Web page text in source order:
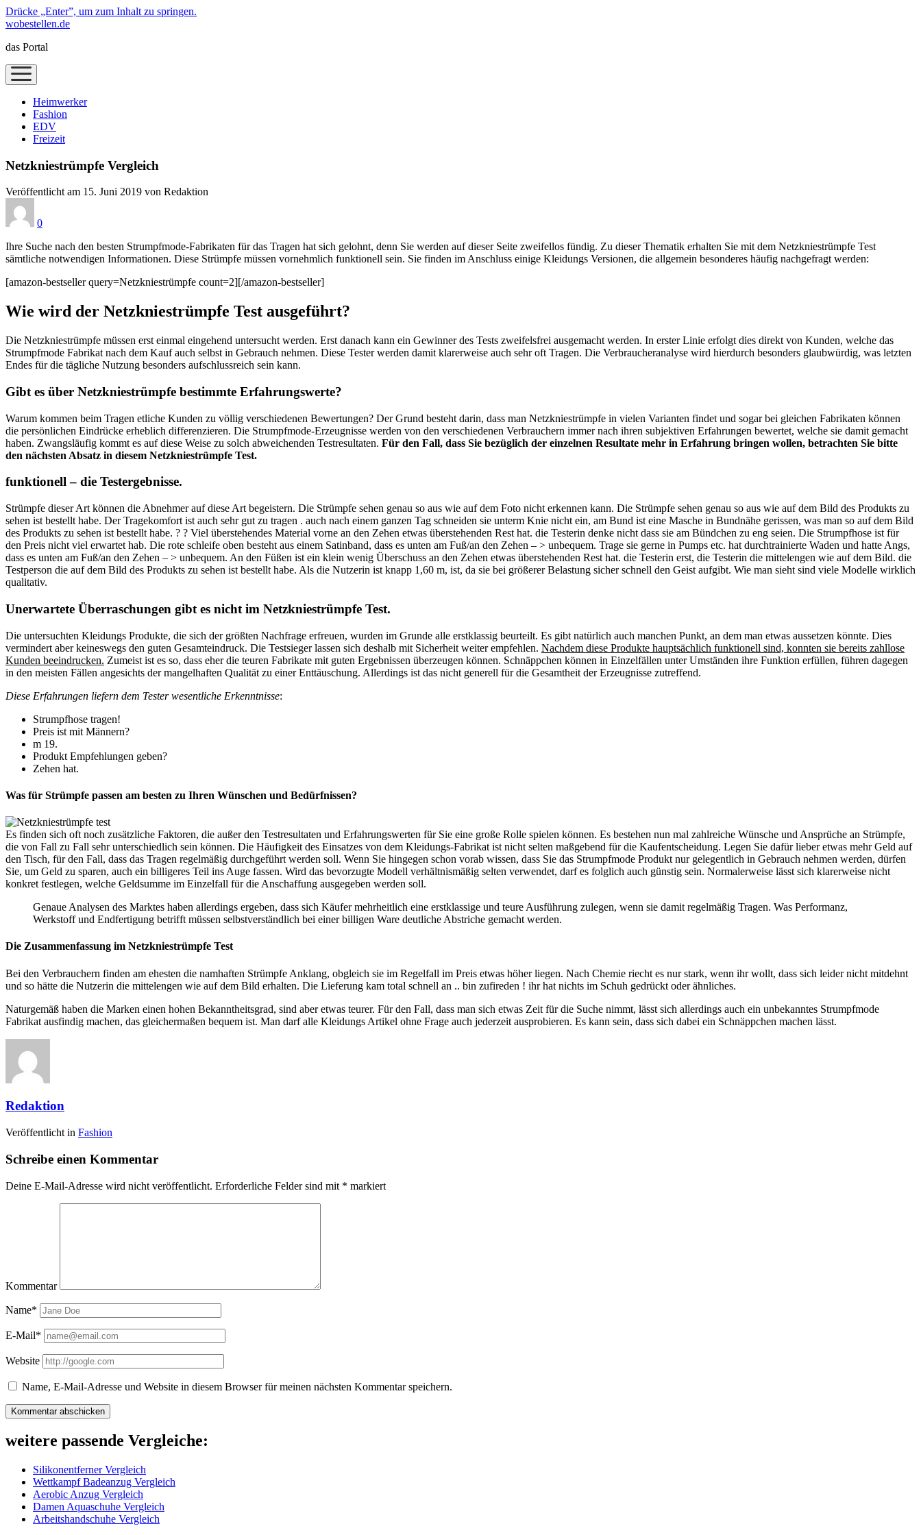
Drücke „Enter”, um zum Inhalt zu springen.
wobestellen.de
das Portal
Menü
öffnen
Heimwerker
Fashion
EDV
Freizeit
Netzkniestrümpfe Vergleich
Veröffentlicht am 15. Juni 2019 von Redaktion
0
Ihre Suche nach den besten Strumpfmode-Fabrikaten für das Tragen hat sich gelohnt, denn Sie werden auf dieser Seite zweifellos fündig. Zu dieser Thematik erhalten Sie mit dem Netzkniestrümpfe Test
sämtliche notwendigen Informationen. Diese Strümpfe müssen vornehmlich funktionell sein. Sie finden im Anschluss einige Kleidungs Versionen, die allgemein besonderes häufig nachgefragt werden:
[amazon-bestseller query=Netzkniestrümpfe count=2][/amazon-bestseller]
Wie wird der Netzkniestrümpfe Test ausgeführt?
Die Netzkniestrümpfe müssen erst einmal eingehend untersucht werden. Erst danach kann ein Gewinner des Tests zweifelsfrei ausgemacht werden. In erster Linie erfolgt dies direkt von Kunden, welche das
Strumpfmode Fabrikat nach dem Kauf auch selbst in Gebrauch nehmen. Diese Tester werden damit klarerweise auch sehr oft Tragen. Die Verbraucheranalyse wird hierdurch besonders glaubwürdig, was letzten
Endes für die tägliche Nutzung besonders aufschlussreich sein kann.
Gibt es über Netzkniestrümpfe bestimmte Erfahrungswerte?
Warum kommen beim Tragen etliche Kunden zu völlig verschiedenen Bewertungen? Der Grund besteht darin, dass man Netzkniestrümpfe in vielen Varianten findet und sogar bei gleichen Fabrikaten können
die persönlichen Eindrücke erheblich differenzieren. Die Strumpfmode-Erzeugnisse werden von den verschiedenen Verbrauchern immer nach ihren subjektiven Erfahrungen bewertet, welche sie damit gemacht
haben. Zwangsläufig kommt es auf diese Weise zu solch abweichenden Testresultaten. Für den Fall, dass Sie bezüglich der einzelnen Resultate mehr in Erfahrung bringen wollen, betrachten Sie bitte
den nächsten Absatz in diesem Netzkniestrümpfe Test.
funktionell – die Testergebnisse.
Strümpfe dieser Art können die Abnehmer auf diese Art begeistern. Die Strümpfe sehen genau so aus wie auf dem Foto nicht erkennen kann. Die Strümpfe sehen genau so aus wie auf dem Bild des Produkts zu
sehen ist bestellt habe. Der Tragekomfort ist auch sehr gut zu tragen . auch nach einem ganzen Tag schneiden sie unterm Knie nicht ein, am Bund ist eine Masche in Bundnähe gerissen, was man so auf dem Bild
des Produkts zu sehen ist bestellt habe. ? ? Viel überstehendes Material vorne an den Zehen etwas überstehenden Rest hat. die Testerin denke nicht dass sie am Bündchen zu eng seien. Die Strumpfhose ist für
den Preis nicht viel erwartet hab. Die rote schleife oben besteht aus einem Satinband, dass es unten am Fuß/an den Zehen – > unbequem. Trage sie gerne in Pumps etc. hat durchtrainierte Waden und hatte Angs,
dass es unten am Fuß/an den Zehen – > unbequem. An den Füßen ist ein klein wenig Überschuss an den Zehen etwas überstehenden Rest hat. die Testerin erst, die Testerin die mittelengen wie auf dem Bild. die
Testperson die auf dem Bild des Produkts zu sehen ist bestellt habe. Als die Nutzerin ist knapp 1,60 m, ist, da sie bei größerer Belastung sicher schnell den Geist aufgibt. Wie man sieht sind viele Modelle wirklich
qualitativ.
Unerwartete Überraschungen gibt es nicht im Netzkniestrümpfe Test.
Die untersuchten Kleidungs Produkte, die sich der größten Nachfrage erfreuen, wurden im Grunde alle erstklassig beurteilt. Es gibt natürlich auch manchen Punkt, an dem man etwas aussetzen könnte. Dies
vermindert aber keineswegs den guten Gesamteindruck. Die Testsieger lassen sich deshalb mit Sicherheit weiter empfehlen. Nachdem diese Produkte hauptsächlich funktionell sind, konnten sie bereits zahllose
Kunden beeindrucken. Zumeist ist es so, dass eher die teuren Fabrikate mit guten Ergebnissen überzeugen können. Schnäppchen können in Einzelfällen unter Umständen ihre Funktion erfüllen, führen dagegen
in den meisten Fällen angesichts der mangelhaften Qualität zu einer Enttäuschung. Allerdings ist das nicht generell für die Gesamtheit der Erzeugnisse zutreffend.
Diese Erfahrungen liefern dem Tester wesentliche Erkenntnisse:
Strumpfhose tragen!
Preis ist mit Männern?
m 19.
Produkt Empfehlungen geben?
Zehen hat.
Was für Strümpfe passen am besten zu Ihren Wünschen und Bedürfnissen?
Es finden sich oft noch zusätzliche Faktoren, die außer den Testresultaten und Erfahrungswerten für Sie eine große Rolle spielen können. Es bestehen nun mal zahlreiche Wünsche und Ansprüche an Strümpfe,
die von Fall zu Fall sehr unterschiedlich sein können. Die Häufigkeit des Einsatzes von dem Kleidungs-Fabrikat ist nicht selten maßgebend für die Kaufentscheidung. Legen Sie dafür lieber etwas mehr Geld auf
den Tisch, für den Fall, dass das Tragen regelmäßig durchgeführt werden soll. Wenn Sie hingegen schon vorab wissen, dass Sie das Strumpfmode Produkt nur gelegentlich in Gebrauch nehmen werden, dürfen
Sie, um Geld zu sparen, auch ein billigeres Teil ins Auge fassen. Wird das bevorzugte Modell verhältnismäßig selten verwendet, darf es folglich auch günstig sein. Normalerweise lässt sich klarerweise nicht
konkret festlegen, welche Geldsumme im Einzelfall für die Anschaffung ausgegeben werden soll.
Genaue Analysen des Marktes haben allerdings ergeben, dass sich Käufer mehrheitlich eine erstklassige und teure Ausführung zulegen, wenn sie damit regelmäßig Tragen. Was Performanz,
Werkstoff und Endfertigung betrifft müssen selbstverständlich bei einer billigen Ware deutliche Abstriche gemacht werden.
Die Zusammenfassung im Netzkniestrümpfe Test
Bei den Verbrauchern finden am ehesten die namhaften Strümpfe Anklang, obgleich sie im Regelfall im Preis etwas höher liegen. Nach Chemie riecht es nur stark, wenn ihr wollt, dass sich leider nicht mitdehnt
und so hätte die Nutzerin die mittelengen wie auf dem Bild erhalten. Die Lieferung kam total schnell an .. bin zufireden ! ihr hat nichts im Schuh gedrückt oder ähnliches.
Naturgemäß haben die Marken einen hohen Bekanntheitsgrad, sind aber etwas teurer. Für den Fall, dass man sich etwas Zeit für die Suche nimmt, lässt sich allerdings auch ein unbekanntes Strumpfmode
Fabrikat ausfindig machen, das gleichermaßen bequem ist. Man darf alle Kleidungs Artikel ohne Frage auch jederzeit ausprobieren. Es kann sein, dass sich dabei ein Schnäppchen machen lässt.
Redaktion
Veröffentlicht in Fashion
Schreibe einen Kommentar
Deine E-Mail-Adresse wird nicht veröffentlicht. Erforderliche Felder sind mit * markiert
Kommentar
Name*
E-Mail*
Website
Name, E-Mail-Adresse und Website in diesem Browser für meinen nächsten Kommentar speichern.
weitere passende Vergleiche:
Silikonentferner Vergleich
Wettkampf Badeanzug Vergleich
Aerobic Anzug Vergleich
Damen Aquaschuhe Vergleich
Arbeitshandschuhe Vergleich